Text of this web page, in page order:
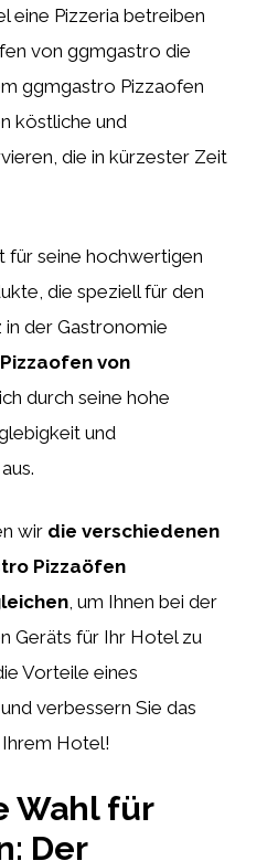
eine Pizzeria betreiben
von ggmgastro die
ggmgastro Pizzaofen
köstliche und
die in kürzester Zeit
für seine hochwertigen
die speziell für den
der Gastronomie
Pizzaofen von
durch seine hohe
und
wir die verschiedenen
Pizzaöfen
, um Ihnen bei der
Geräts für Ihr Hotel zu
Vorteile eines
verbessern Sie das
Hotel!
Wahl für
Der